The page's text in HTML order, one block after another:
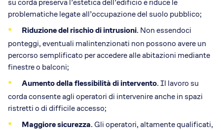
su corda preserva l’estetica dell’edificio e riduce le
problematiche legate all’occupazione del suolo pubblico;
Riduzione del rischio di intrusioni. Non essendoci
ponteggi, eventuali malintenzionati non possono avere un
percorso semplificato per accedere alle abitazioni mediante
finestre o balconi;
Aumento della flessibilità di intervento. Il lavoro su
corda consente agli operatori di intervenire anche in spazi
ristretti o di difficile accesso;
Maggiore sicurezza. Gli operatori, altamente qualificati,